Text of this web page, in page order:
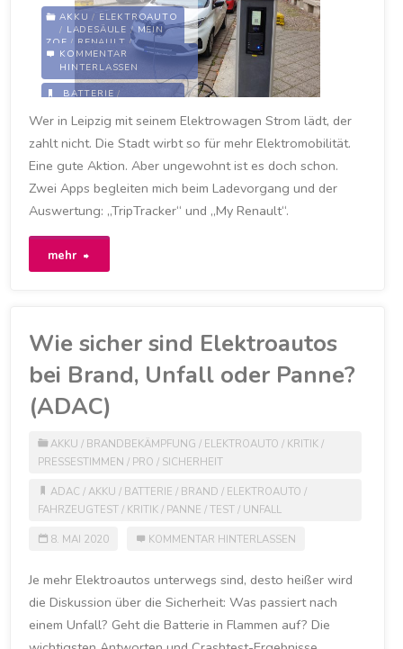
den
Schnee"
AKKU / ELEKTROAUTO
/ LADESÄULE / MEIN
ZOE / RENAULT /
STADTWERKE LEIPZIG /
STROMANBIETER
BATTERIE /
LADESÄULE/
LADEVORGANG
/LEIPZIG-LEUTZSCH /
RENAULT/RENAULT ZOE
STROMVERBRAUCH
VERBRAUCH/ZOE
10. NOVEMBER 2020
KOMMENTAR
HINTERLASSEN
Wer in Leipzig mit seinem Elektrowagen Strom lädt, der
zahlt nicht. Die Stadt wirbt so für mehr Elektromobilität.
Eine gute Aktion. Aber ungewohnt ist es doch schon.
Zwei Apps begleiten mich beim Ladevorgang und der
Auswertung: „TripTracker“ und „My Renault“.
mehr
ist
beim
zweiten
Mal
noch
ungewohnt"
Wie sicher sind Elektroautos
bei Brand, Unfall oder Panne?
(ADAC)
AKKU / BRANDBEKÄMPFUNG / ELEKTROAUTO / KRITIK /
PRESSESTIMMEN / PRO / SICHERHEIT
ADAC /AKKU / BATTERIE / BRAND / ELEKTROAUTO /
FAHRZEUGTEST/ KRITIK/ PANNE /TEST/ UNFALL
8. MAI 2020 KOMMENTAR HINTERLASSEN
Je mehr Elektroautos unterwegs sind, desto heißer wird
die Diskussion über die Sicherheit: Was passiert nach
einem Unfall? Geht die Batterie in Flammen auf? Die